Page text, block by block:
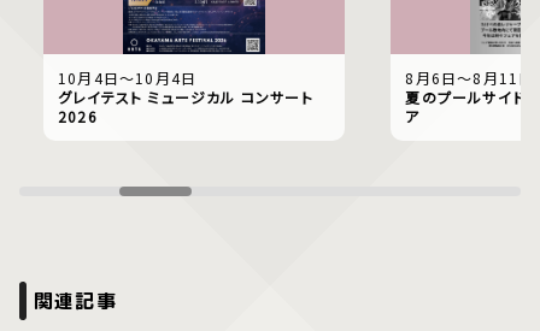
10月4日〜10月4日
グレイテスト ミュージカル コンサート
2026
8月6日〜8月11日
夏のプールサイド
ア
関連記事